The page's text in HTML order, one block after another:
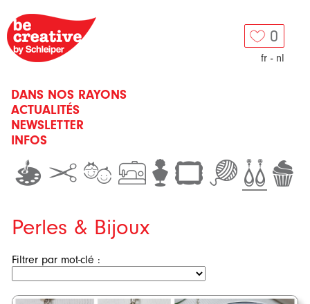
0
fr - nl
DANS NOS RAYONS
ACTUALITÉS
NEWSLETTER
INFOS
Perles & Bijoux
Filtrer par mot-clé :